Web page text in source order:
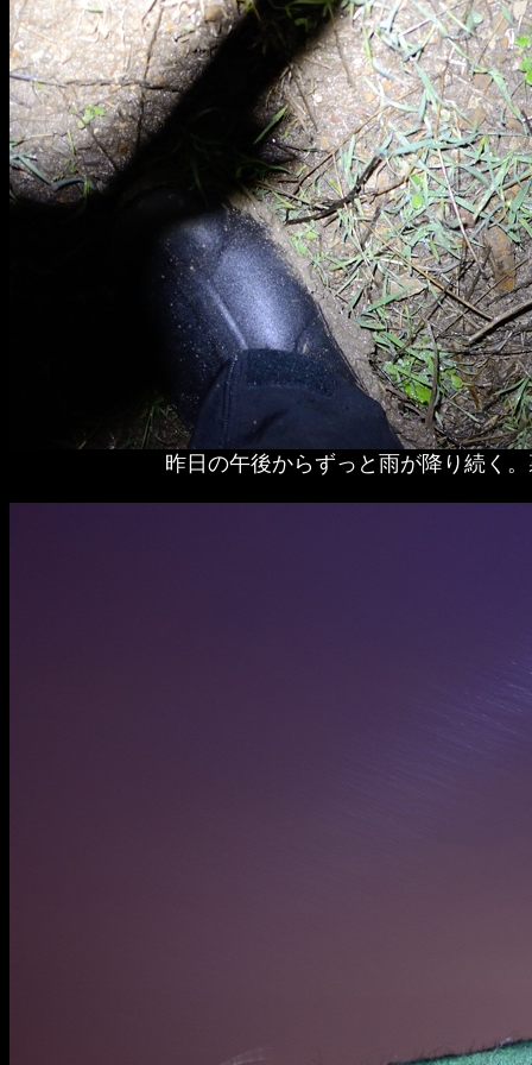
昨日の午後からずっと雨が降り続く